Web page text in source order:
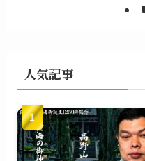
人気記事